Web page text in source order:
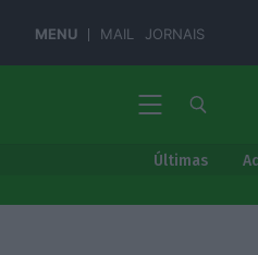
MENU MAIL JORNAIS
Últimas